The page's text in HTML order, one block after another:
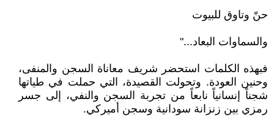
حنّ وتاوق للبيوت
والسماوات البعاد..."
فبهذه الكلمات استحضر شريف معاناة السجن والمنفى،
وحنين العودة. وتحولت القصيدة، التي حملت في طياتها
شجناً إنسانياً نابعاً من تجربة السجن والنفي، إلى جسر
رمزي بين زنزانة سودانية وسجن أميركي.